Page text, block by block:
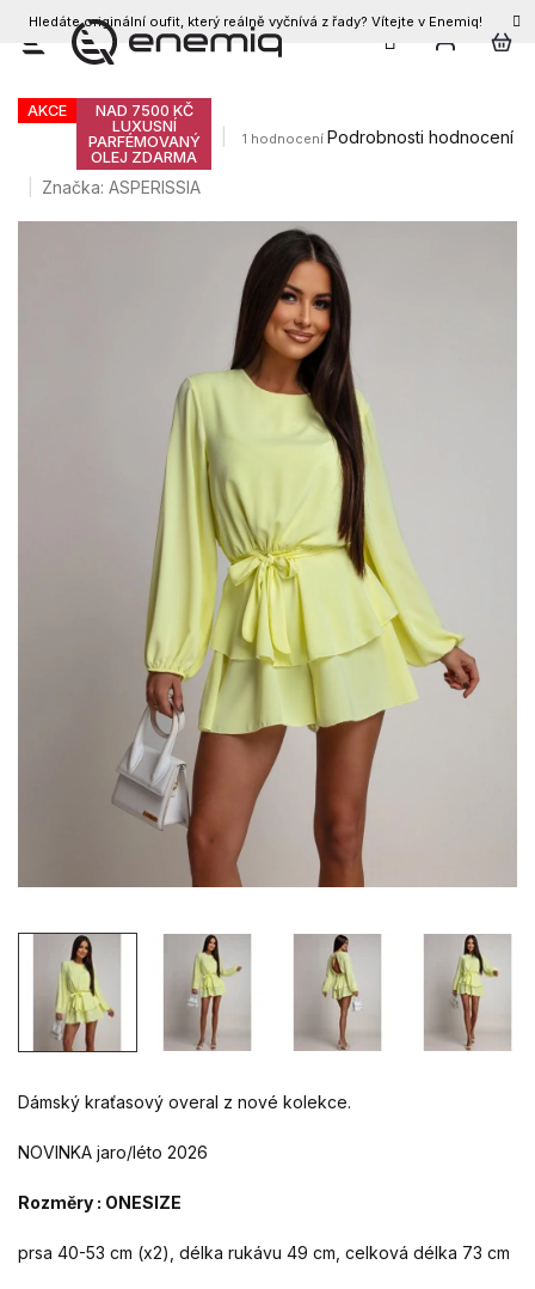
Přejít
Hledáte originální oufit, který reálně vyčnívá z řady? Vítejte v Enemiq!
CZK
Dámský overal ISABELLA
AKCE
NAD 7500 KČ
LUXUSNÍ
PARFÉMOVANÝ
OLEJ ZDARMA
Průměrné
5,0
5
hvězdiček.
1 hodnocení Podrobnosti hodnocení
Značka:ASPERISSIA
Dámský kraťasový overal z nové kolekce.
NOVINKA jaro/léto 2026
Rozměry : ONESIZE
prsa 40-53 cm (x2), délka rukávu 49 cm, celková délka 73 cm